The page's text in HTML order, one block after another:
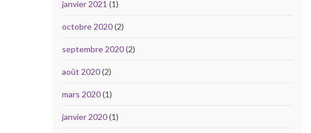
janvier 2021 (1)
octobre 2020(2)
septembre 2020(2)
août 2020(2)
mars 2020(1)
janvier 2020(1)